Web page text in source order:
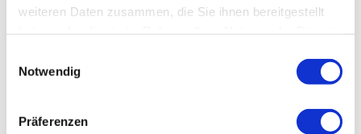
weiteren Daten zusammen, die Sie ihnen bereitgestellt
Notwendig
Präferenzen
Rufen Sie uns unter der Nummer
0172 35 64 715an, wir sind in
ganz Berlin und Brandenburg für
alle Schritte der Oldtimer